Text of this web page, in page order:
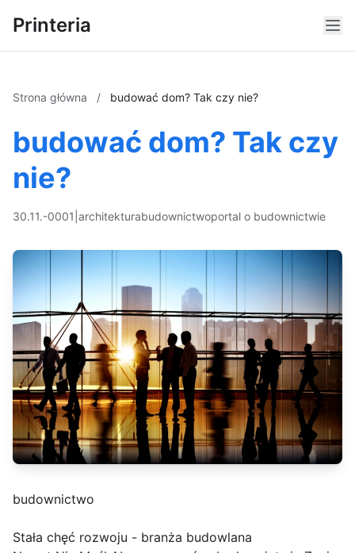
Printeria
Strona główna / budować dom? Tak czy nie?
budować dom? Tak czy
nie?
30.11.-0001 architekturabudownictwoportal o budownictwie
budownictwo
Stała chęć rozwoju - branża budowlana